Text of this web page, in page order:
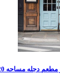
20 م داخلى و 10 م خارج...